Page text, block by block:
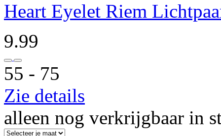
Heart Eyelet Riem
9.99
55 ‐ 75
Zie details
alleen nog verkrijgbaar in